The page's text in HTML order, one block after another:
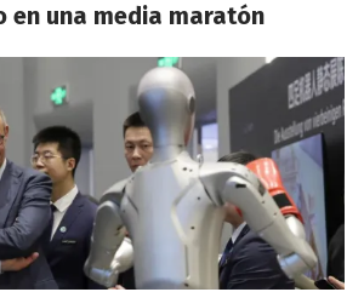
en una media maratón